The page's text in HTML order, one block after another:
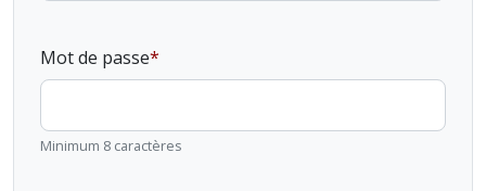
Mot de passe
Minimum 8 caractères